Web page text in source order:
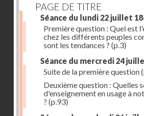
PAGE DE TITRE
Séance du lundi 22 juillet
Première question : Quel est
chez les différents peuples
sont les tendances ? (p.3)
Séance du mercredi 24
Suite de la première question
Deuxième question : Quelles
d'enseignement en usage à
? (p.93)